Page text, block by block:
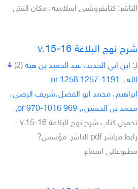
الناشر: کتابفروشىى اسلاميه، مكان النش
شرح نهج البلاغة v.15-16
(2) لـِ: ابن ابي الحديد، عبد الحميد بن هبة
الله،, 1191-1257 or 1258,
ابراهيم، محمد ابو الفضل،شريف الرضي،
محمد بن الحسين،, 969 or 970-1016,
تحميل كتاب شرح نهج البلاغة v.15-16 -
رابط مباشر pdf الناشر: مؤسس?
مطبوعاتى اسماع